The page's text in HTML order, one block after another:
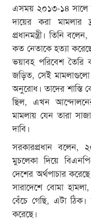
এসময় ২০১৩-১৪ সালে
দায়ের করা মামলার
প্রধানমন্ত্রী। তিনি
কত নেতাকে হত্যা
ভয়াবহ পরিবেশ তৈরি
জড়িত, সেই
অনুরোধ। তাদের শাস্তি
ছিল, এখন
মামলায় যেন তারা
দাবি।
সরকারপ্রধান বলেন,
মুচলেকা দিয়ে
দেশের অর্থপাচার
সারাদেশে বোমা
বেঁচে গেছি, এটা ঠিক।
করেছে।